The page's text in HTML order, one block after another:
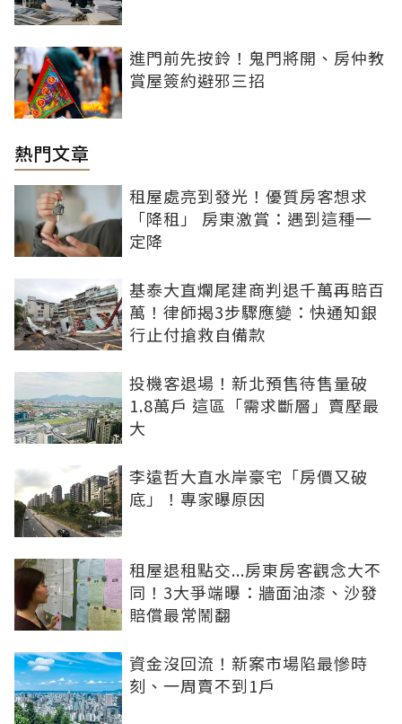
進門前先按鈴！鬼門將開、房仲教
賞屋簽約避邪三招
熱門文章
租屋處亮到發光！優質房客想求
「降租」 房東激賞：遇到這種一
定降
基泰大直爛尾建商判退千萬再賠百
萬！律師揭3步驟應變：快通知銀
行止付搶救自備款
投機客退場！新北預售待售量破
1.8萬戶 這區「需求斷層」賣壓最
大
李遠哲大直水岸豪宅「房價又破
底」！專家曝原因
租屋退租點交...房東房客觀念大不
同！3大爭端曝：牆面油漆、沙發
賠償最常鬧翻
資金沒回流！新案市場陷最慘時
刻、一周賣不到1戶